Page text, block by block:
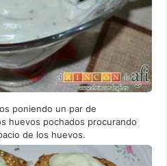
poniendo un par de
huevos pochados procurando
de los huevos.